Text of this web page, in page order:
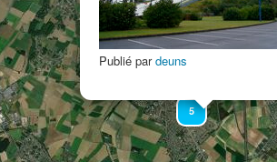
3
5
Publié pardeuns